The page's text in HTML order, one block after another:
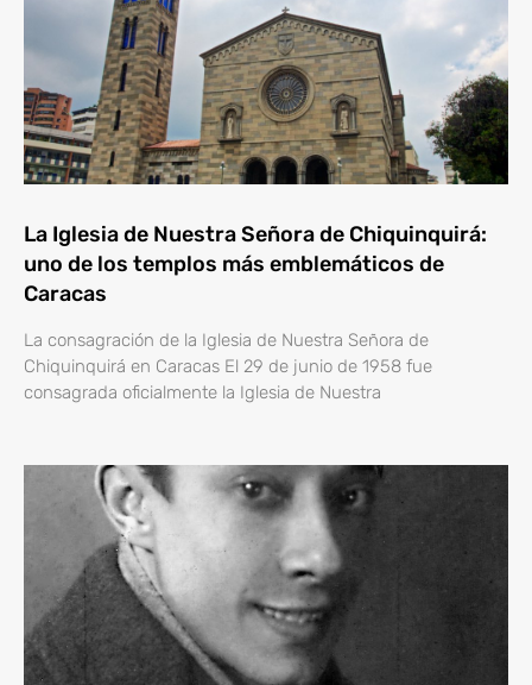
La Iglesia de Nuestra Señora de Chiquinquirá:
uno de los templos más emblemáticos de
Caracas
La consagración de la Iglesia de Nuestra Señora de
Chiquinquirá en Caracas El 29 de junio de 1958 fue
consagrada oficialmente la Iglesia de Nuestra